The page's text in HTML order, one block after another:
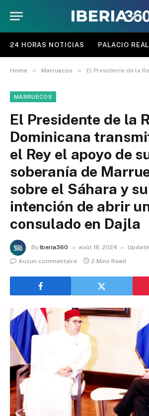
24 HORAS NOTICIAS PALACIO
Home » Marruecos » El Presidente de la República Dominicana transmite a SM el Rey el apoyo de su país a
MARRUECOS
El Presidente de la
Dominicana
el Rey el apoyo de
soberanía de
sobre el Sáhara y su
intención de abrir
consulado en Dajla
By Iberia360 août 18, 2024
Aucun commentaire
2 Mins Read